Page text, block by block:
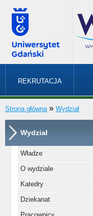
REKRUTACJA
Strona główna » Wydział
Wydział
Władze
O wydziale
Katedry
Dziekanat